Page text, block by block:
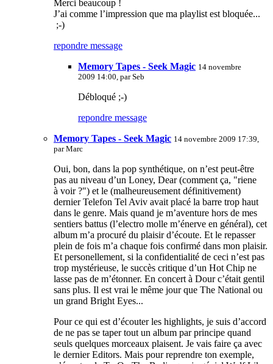
Merci beaucoup !
J’ai comme l’impression que ma playlist est bloquée...
;-)
repondre message
Memory Tapes - Seek Magic 14 novembre
2009 14:00, parSeb
Débloqué ;-)
repondre message
Memory Tapes - Seek Magic 14 novembre 2009 17:39,
parMarc
Oui, bon, dans la pop synthétique, on n’est peut-être
pas au niveau d’un Loney, Dear (comment ça, "riene
à voir ?") et le (malheureusement définitivement)
dernier Telefon Tel Aviv avait placé la barre trop haut
dans le genre. Mais quand je m’aventure hors de mes
sentiers battus (l’electro molle m’énerve en général), cet
album m’a procuré du plaisir d’écoute. Et le repasser
plein de fois m’a chaque fois confirmé dans mon plaisir.
Et personellement, si la confidentialité de ceci n’est pas
trop mystérieuse, le succès critique d’un Hot Chip ne
lasse pas de m’étonner. En concert à Dour c’était gentil
sans plus. Il est vrai le même jour que The National ou
un grand Bright Eyes...
Pour ce qui est d’écouter les highlights, je suis d’accord
de ne pas se taper tout un album par principe quand
seuls quelques morceaux plaisent. Je vais faire ça avec
le dernier Editors. Mais pour reprendre ton exemple,